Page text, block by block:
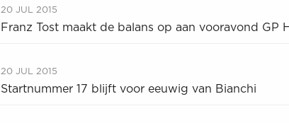
20 JUL 2015
Franz Tost maakt de balans op aan vooravond GP
20 JUL 2015
Startnummer 17 blijft voor eeuwig van Bianchi